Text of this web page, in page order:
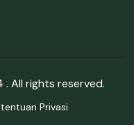
. All rights reserved.
Privasi